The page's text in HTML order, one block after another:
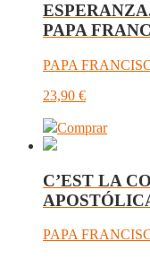
PAPA
PAPA
23,90 €
Comprar
C’EST LA
PAPA